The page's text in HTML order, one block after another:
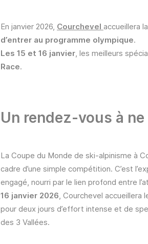
En janvier 2026, Courchevel accueillera la
d’entrer au programme olympique.
Les 15 et 16 janvier, les meilleurs
Race.
Un rendez-vous à
La Coupe du Monde de ski-alpinisme à
cadre d’une simple compétition. C’est
engagé, nourri par le lien profond entre
16 janvier 2026, Courchevel accueillera
pour deux jours d’effort intense et de
des 3 Vallées.